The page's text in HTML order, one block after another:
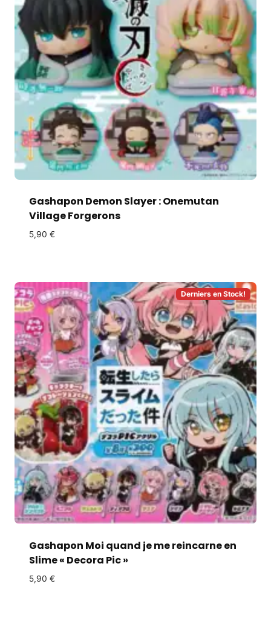
Gashapon Demon Slayer : Onemutan
Village Forgerons
5,90 €
Derniers en Stock!
Gashapon Moi quand je me reincarne en
Slime « Decora Pic »
5,90 €